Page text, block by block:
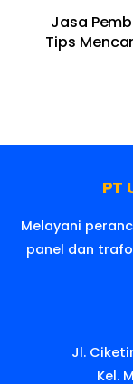
Jasa
Tips
PT
Melayani
panel dan
Jl.
Kel.